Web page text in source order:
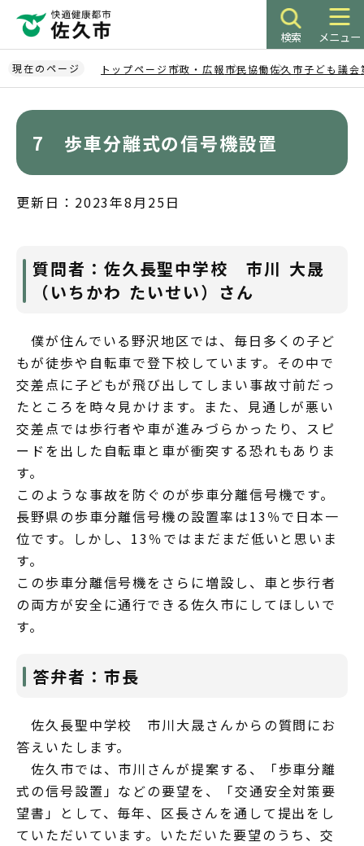
ペ
ー
ジ
検索 メニュー
現在のページ トップページ 市政・広報市民協働佐久市子ども議会
7 歩車分離式の信号機設置
更新日：2023年8月25日
質問者：佐久長聖中学校 市川 大晟
（いちかわ たいせい）さん
僕が住んでいる野沢地区では、毎日多くの子ど
もが徒歩や自転車で登下校しています。その中で
交差点に子どもが飛び出してしまい事故寸前だっ
たところを時々見かけます。また、見通しが悪い
交差点では歩行者や車が進みづらかったり、スピ
ードを出した自転車と車が衝突する恐れもありま
す。
このような事故を防ぐのが歩車分離信号機です。
長野県の歩車分離信号機の設置率は13％で日本一
位です。しかし、13％ではまだまだ低いと思いま
す。
この歩車分離信号機をさらに増設し、車と歩行者
の両方が安全に通行できる佐久市にしてほしいで
す。
答弁者：市長
佐久長聖中学校 市川大晟さんからの質問にお
答えいたします。
佐久市では、市川さんが提案する、「歩車分離
式の信号設置」などの要望を、「交通安全対策要
望書」として、毎年、区長さんを通して提出をし
ていただいています。いただいた要望のうち、交